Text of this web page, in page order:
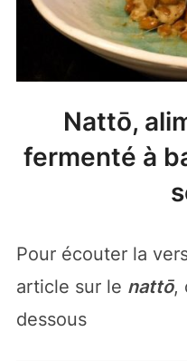
Nattō,
fermenté à
Pour écouter la
article sur le nattō,
dessous